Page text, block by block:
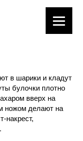
в шарики и кладут
булочки плотно
вверх на
ножом делают на
накрест,